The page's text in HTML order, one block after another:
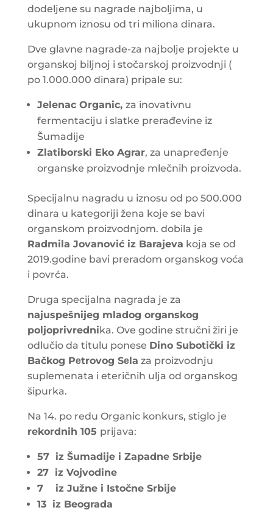
dodeljene su nagrade najboljima, u
ukupnom iznosu od tri miliona dinara.
Dve glavne nagrade-za najbolje projekte u
organskoj biljnoj i stočarskoj proizvodnji (
po 1.000.000 dinara) pripale su:
Jelenac Organic, za inovativnu
fermentaciju i slatke prerađevine iz
Šumadije
Zlatiborski Eko Agrar, za unapređenje
organske proizvodnje mlečnih proizvoda.
Specijalnu nagradu u iznosu od po 500.000
dinara u kategoriji žena koje se bavi
organskom proizvodnjom. dobila je
Radmila Jovanović iz Barajeva koja se od
2019.godine bavi preradom organskog voća
i povrća.
Druga specijalna nagrada je za
najuspešnijeg mladog organskog
poljoprivrednika. Ove godine stručni žiri je
odlučio da titulu ponese Dino Subotički iz
Bačkog Pеtrovog Sеla za proizvodnju
suplemenata i eteričnih ulja od organskog
šipurka.
Na 14. po redu Organic konkurs, stiglo je
rekordnih 105 prijava:
57 iz Šumadije i Zapadne Srbije
27 iz Vojvodine
7 iz Južne i Istočne Srbije
13 iz Beograda